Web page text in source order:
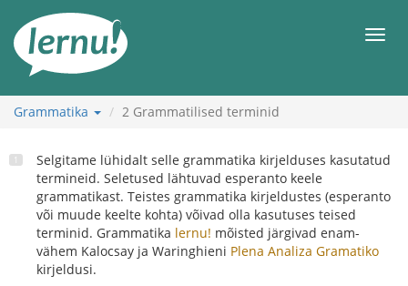
juurde
Grammatika 2 Grammatilised terminid
Selgitame lühidalt selle grammatika kirjelduses kasutatud
termineid. Seletused lähtuvad esperanto keele
grammatikast. Teistes grammatika kirjeldustes (esperanto
või muude keelte kohta) võivad olla kasutuses teised
terminid. Grammatika lernu! mõisted järgivad enam-
vähem Kalocsay ja Waringhieni Plena Analiza Gramatiko
kirjeldusi.